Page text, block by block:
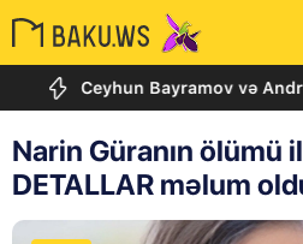
Ceyhun Bayramov və Andrey
Narin Güranın ölümü
DETALLAR məlum